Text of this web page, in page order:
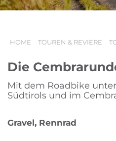
SÜDTIROL & WIR
HOME TOUREN & REVIERE
Die
Mit dem Roadbike
Südtirols und im
Gravel, Rennrad